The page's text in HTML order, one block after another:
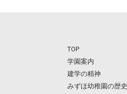
TOP
学園案内
建学の精神
みずほ幼稚園の歴史